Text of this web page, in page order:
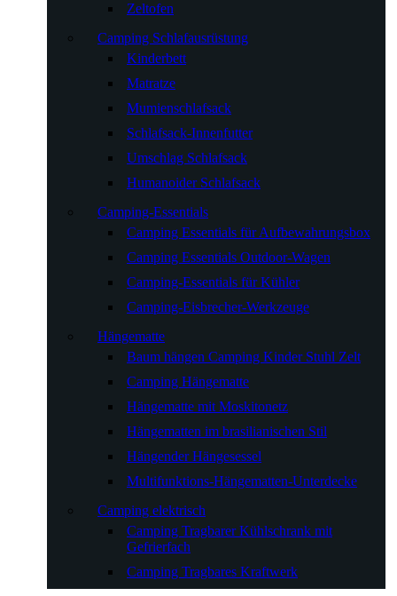
Zeltofen
Camping Schlafausrüstung
Kinderbett
Matratze
Mumienschlafsack
Schlafsack-Innenfutter
Umschlag Schlafsack
Humanoider Schlafsack
Camping-Essentials
Camping Essentials für Aufbewahrungsbox
Camping Essentials Outdoor-Wagen
Camping-Essentials für Kühler
Camping-Eisbrecher-Werkzeuge
Hängematte
Baum hängen Camping Kinder Stuhl Zelt
Camping Hängematte
Hängematte mit Moskitonetz
Hängematten im brasilianischen Stil
Hängender Hängesessel
Multifunktions-Hängematten-Unterdecke
Camping elektrisch
Camping Tragbarer Kühlschrank mit
Gefrierfach
Camping Tragbares Kraftwerk